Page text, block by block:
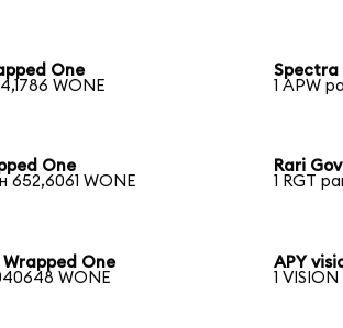
One
WONE
Spectra
1 APW
One
652,6061 WONE
Rari
1 RGT
Wrapped One
WONE
APY
1